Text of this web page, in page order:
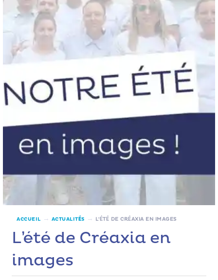
ACCUEIL → ACTUALITÉS → L’ÉTÉ DE CRÉAXIA EN IMAGES
L’été de Créaxia en
images